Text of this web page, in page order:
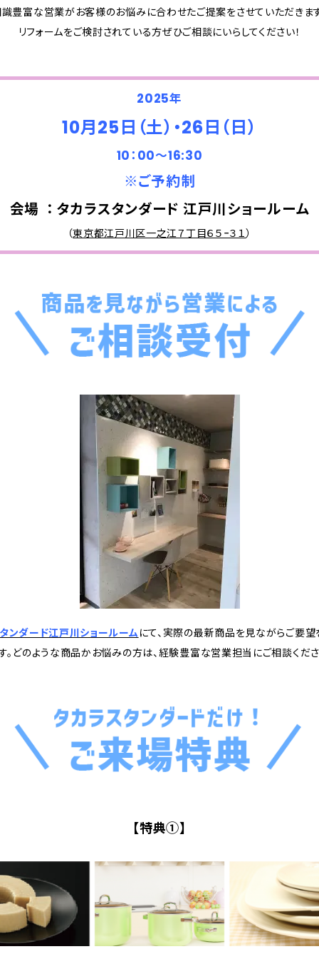
豊富な営業がお客様のお悩みに合わせたご提案をさせていただきま
リフォームをご検討されている方ぜひご相談にいらしてください！
2025年
10月25日（土）・26日（日）
10：00～16:30
※ご予約制
会場 ： タカラスタンダード 江戸川ショールーム
（東京都江戸川区一之江７丁目６５−３１）
ンダード江戸川ショールームにて、実際の最新商品を見ながらご要
。どのような商品かお悩みの方は、経験豊富な営業担当にご相談くださ
【特典①】